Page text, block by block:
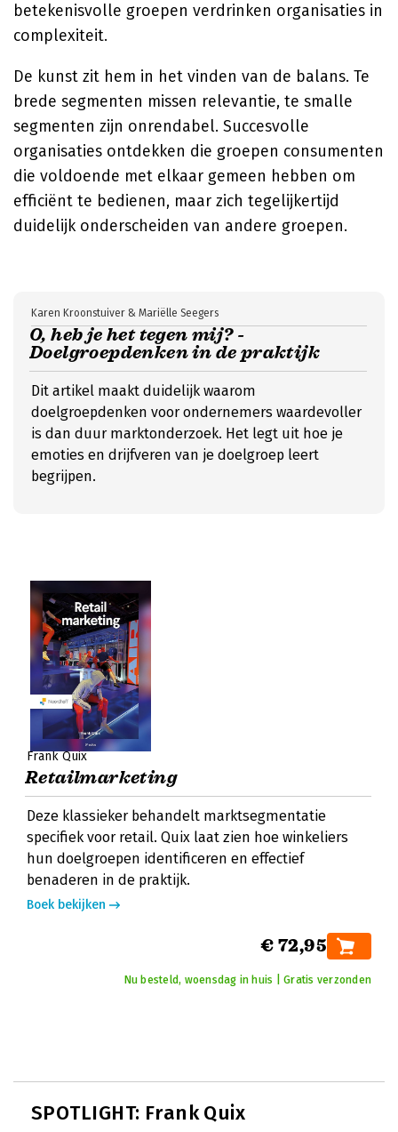
betekenisvolle groepen verdrinken organisaties in
complexiteit.
De kunst zit hem in het vinden van de balans. Te
brede segmenten missen relevantie, te smalle
segmenten zijn onrendabel. Succesvolle
organisaties ontdekken die groepen consumenten
die voldoende met elkaar gemeen hebben om
efficiënt te bedienen, maar zich tegelijkertijd
duidelijk onderscheiden van andere groepen.
O, heb je het tegen mij? -
Doelgroepdenken in de praktijk
Karen Kroonstuiver & Mariëlle Seegers
Dit artikel maakt duidelijk waarom
doelgroepdenken voor ondernemers waardevoller
is dan duur marktonderzoek. Het legt uit hoe je
emoties en drijfveren van je doelgroep leert
begrijpen.
Frank Quix
Retailmarketing
Deze klassieker behandelt marktsegmentatie
specifiek voor retail. Quix laat zien hoe winkeliers
hun doelgroepen identificeren en effectief
benaderen in de praktijk.
Boek bekijken
€ 72,95
Nu besteld, woensdag in huis | Gratis verzonden
SPOTLIGHT: Frank Quix